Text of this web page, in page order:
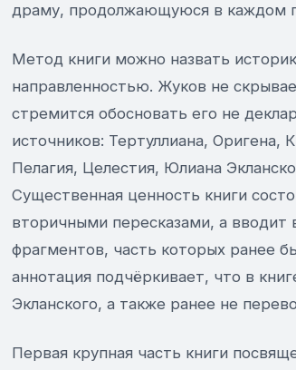
драму, продолжающуюся в каждом
Метод книги можно назвать
направленностью. Жуков не
стремится обосновать его не
источников: Тертуллиана, Оригена,
Пелагия, Целестия, Юлиана
Существенная ценность книги
вторичными пересказами, а вводит
фрагментов, часть которых ранее
аннотация подчёркивает, что в
Экланского, а также ранее не
Первая крупная часть книги